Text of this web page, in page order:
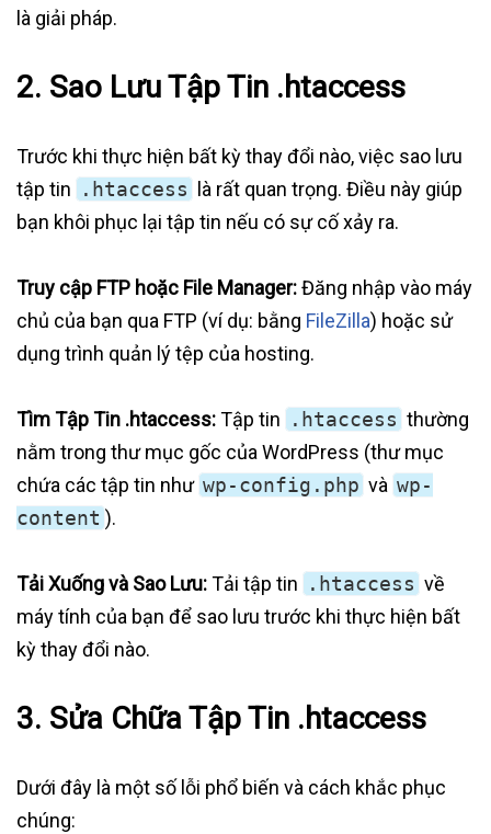
là giải pháp.
2. Sao Lưu Tập Tin .htaccess
Trước khi thực hiện bất kỳ thay đổi nào, việc sao lưu
tập tin
.htaccess
là rất quan trọng. Điều này giúp
bạn khôi phục lại tập tin nếu có sự cố xảy ra.
Truy cập FTP hoặc File Manager:Đăng nhập vào máy
chủ của bạn qua FTP (ví dụ: bằng FileZilla) hoặc sử
dụng trình quản lý tệp của hosting.
Tìm Tập Tin .htaccess:Tập tin .htaccess thường
nằm trong thư mục gốc của WordPress (thư mục
chứa các tập tin như wp-config.php và wp-
content ).
Tải Xuống và Sao Lưu:Tải tập tin .htaccess về
máy tính của bạn để sao lưu trước khi thực hiện bất
kỳ thay đổi nào.
3. Sửa Chữa Tập Tin .htaccess
Dưới đây là một số lỗi phổ biến và cách khắc phục
chúng: